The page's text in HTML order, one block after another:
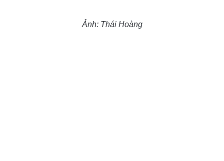
Ảnh: Thái Hoàng